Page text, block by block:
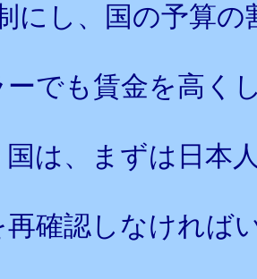
にし、国の予算
でも賃金を高く
国は、まずは日本
再確認しなければ